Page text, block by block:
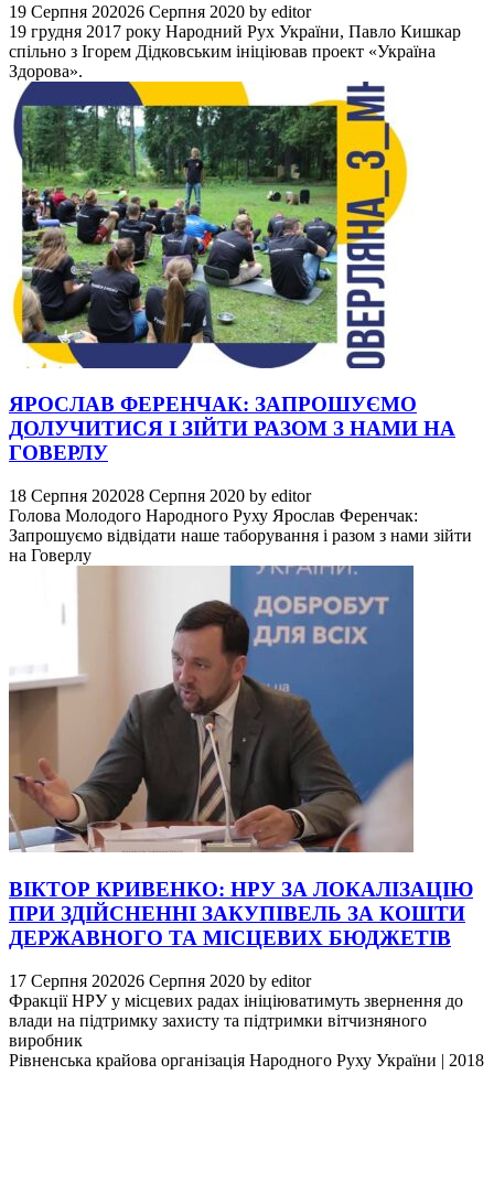
19 Серпня 202026 Серпня 2020 by editor
19 грудня 2017 року Народний Рух України, Павло Кишкар
спільно з Ігорем Дідковським ініціював проект «Україна
Здорова».
ЯРОСЛАВ ФЕРЕНЧАК: ЗАПРОШУЄМО
ДОЛУЧИТИСЯ І ЗІЙТИ РАЗОМ З НАМИ НА
ГОВЕРЛУ
18 Серпня 202028 Серпня 2020 by editor
Голова Молодого Народного Руху Ярослав Ференчак:
Запрошуємо відвідати наше таборування і разом з нами зійти
на Говерлу
ВІКТОР КРИВЕНКО: НРУ ЗА ЛОКАЛІЗАЦІЮ
ПРИ ЗДІЙСНЕННІ ЗАКУПІВЕЛЬ ЗА КОШТИ
ДЕРЖАВНОГО ТА МІСЦЕВИХ БЮДЖЕТІВ
17 Серпня 202026 Серпня 2020 by editor
Фракції НРУ у місцевих радах ініціюватимуть звернення до
влади на підтримку захисту та підтримки вітчизняного
виробник
Рівненська крайова організація Народного Руху України | 2018